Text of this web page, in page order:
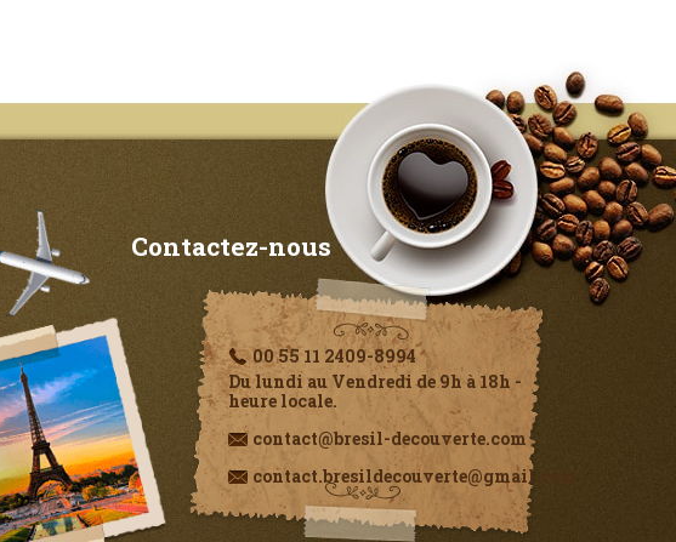
Contactez-nous
00 55 11 2409-8994
Du lundi au Vendredi de 9h à 18h -
heure locale.
contact@bresil-decouverte.com
contact.bresildecouverte@gmail.com